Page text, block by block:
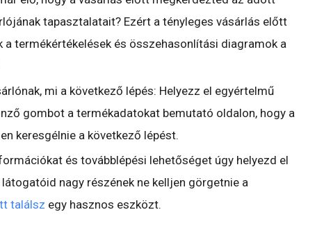
tapasztalatait? Ezért a tényleges vásárlás előtt
a termékértékelések és összehasonlítási diagramok a
mi a következő lépés: Helyezz el egyértelmű
gombot a termékadatokat bemutató oldalon, hogy a
keresgélnie a következő lépést.
és továbblépési lehetőséget úgy helyezd el
nagy részének ne kelljen görgetnie a
találsz egy hasznos eszközt.